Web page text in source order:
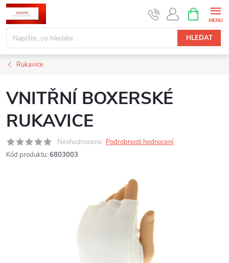
Přejít
na
obsah
HLEDAT
NÁKUPNÍ
KOŠÍK
Rukavice
VNITŘNÍ BOXERSKÉ
RUKAVICE
Neohodnoceno Podrobnosti hodnocení
Kód produktu: 6803003